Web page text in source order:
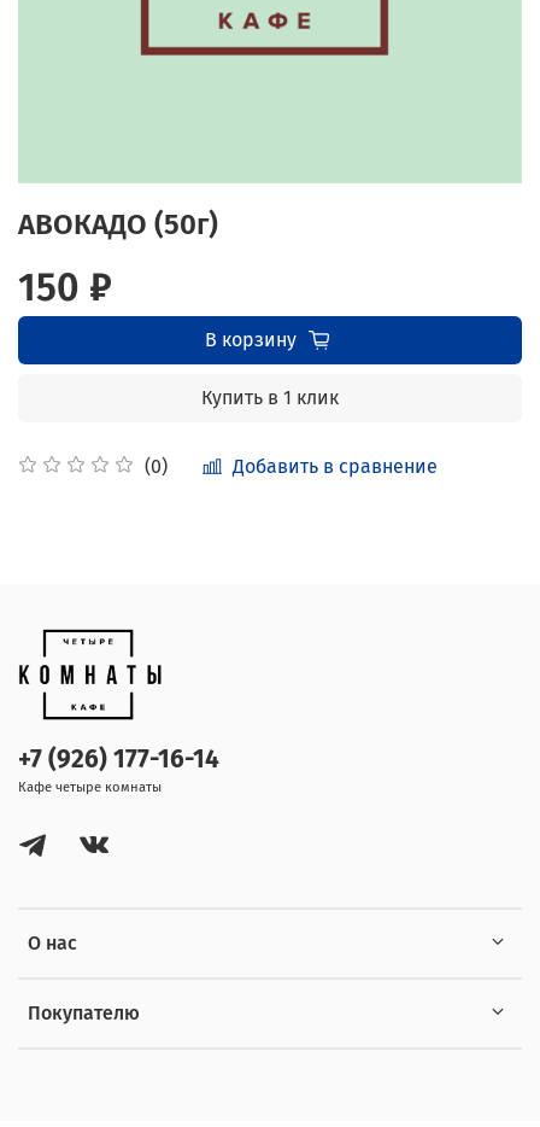
АВОКАДО (50г)
(0) Добавить в сравнение
150 ₽
В корзину
Купить в 1 клик
О нас
Покупателю
+7 (926) 177-16-14
Кафе четыре комнаты